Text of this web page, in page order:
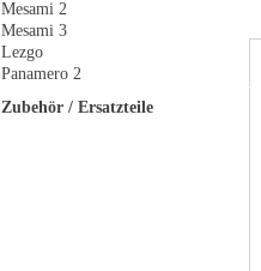
Mesami 2
Mesami 3
Lezgo
Panamero 2
Zubehör / Ersatzteile